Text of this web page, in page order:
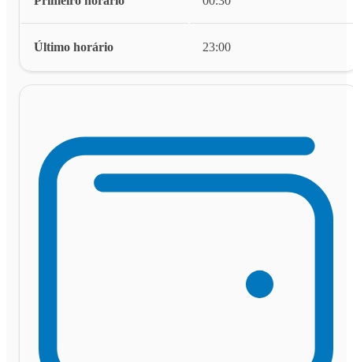
Último horário 23:00